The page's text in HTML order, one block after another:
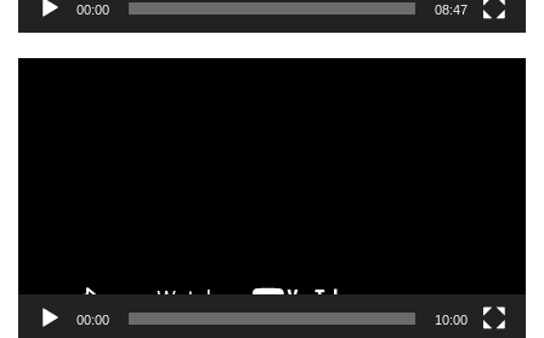
00:00 08:47
00:00 10:00